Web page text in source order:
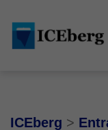
main
content
footer
ICEberg >